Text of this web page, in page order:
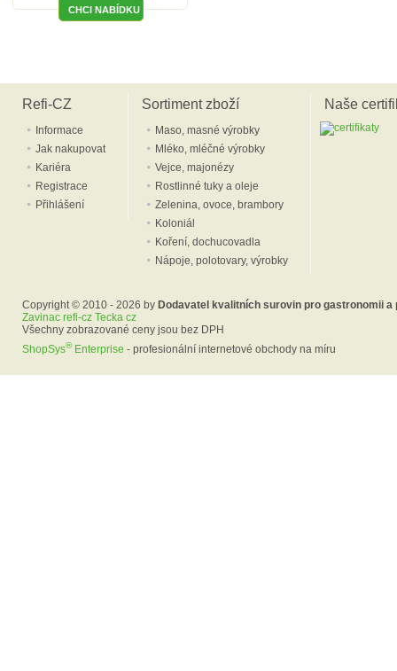
Refi-CZ
Informace
Jak nakupovat
Kariéra
Registrace
Přihlášení
Sortiment zboží
Maso, masné výrobky
Mléko, mléčné výrobky
Vejce, majonézy
Rostlinné tuky a oleje
Zelenina, ovoce, brambory
Koloniál
Koření, dochucovadla
Nápoje, polotovary, výrobky
Naše
Copyright © 2010 - 2026 by Dodavatel kvalitních surovin pro gastronomii
Zavinac refi-cz Tecka cz
Všechny zobrazované ceny jsou bez DPH
ShopSys®Enterprise - profesionální internetové obchody na míru